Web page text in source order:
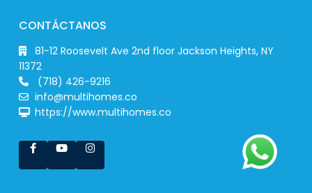
CONTÁCTANOS
81-12 Roosevelt Ave 2nd floor Jackson Heights, NY
11372
(718) 426-9216
info@multihomes.co
https://www.multihomes.co